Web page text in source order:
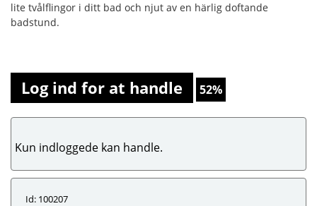
lite tvålflingor i ditt bad och njut av en härlig doftande
badstund.
Log ind for at handle 52%
Kun indloggede kan handle.
Id: 100207